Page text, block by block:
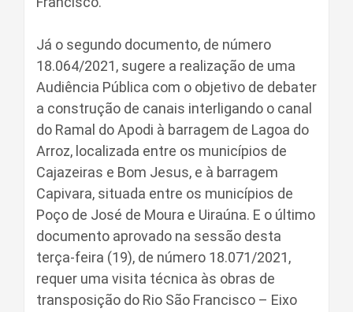
Já o segundo documento, de número
18.064/2021, sugere a realização de uma
Audiência Pública com o objetivo de debater
a construção de canais interligando o canal
do Ramal do Apodi à barragem de Lagoa do
Arroz, localizada entre os municípios de
Cajazeiras e Bom Jesus, e à barragem
Capivara, situada entre os municípios de
Poço de José de Moura e Uiraúna. E o último
documento aprovado na sessão desta
terça-feira (19), de número 18.071/2021,
requer uma visita técnica às obras de
transposição do Rio São Francisco – Eixo